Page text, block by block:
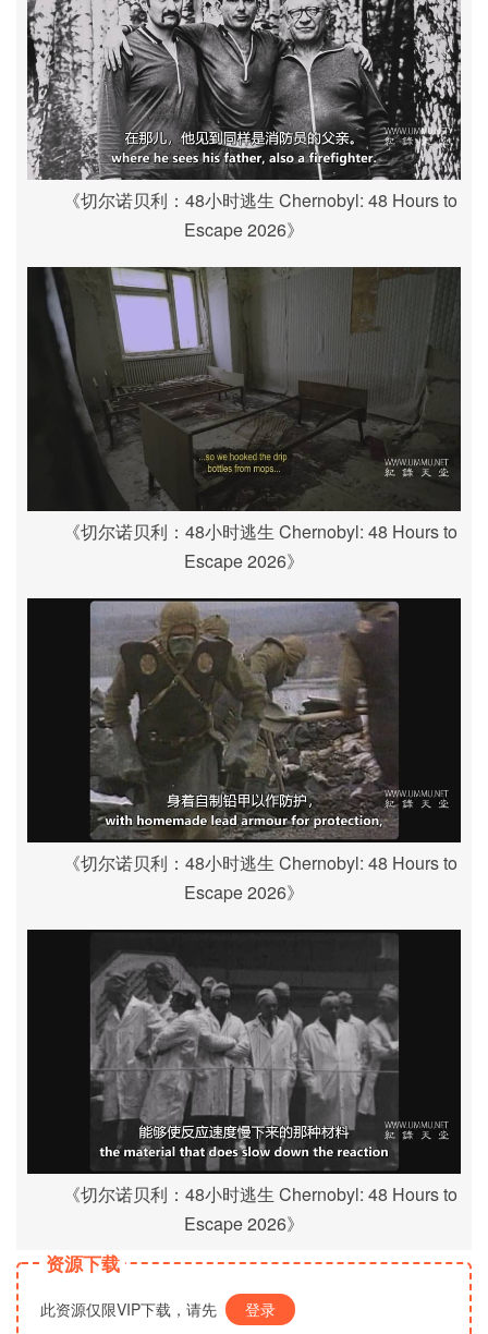
《切尔诺贝利：48小时逃生 Chernobyl: 48 Hours to
Escape 2026》
《切尔诺贝利：48小时逃生 Chernobyl: 48 Hours to
Escape 2026》
《切尔诺贝利：48小时逃生 Chernobyl: 48 Hours to
Escape 2026》
《切尔诺贝利：48小时逃生 Chernobyl: 48 Hours to
Escape 2026》
资源下载
此资源仅限VIP下载，请先 登录